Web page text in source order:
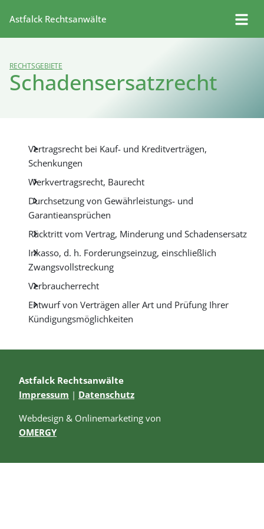
Astfalck Rechtsanwälte
RECHTSGEBIETE
Schadensersatzrecht
Vertragsrecht bei Kauf- und Kreditverträgen,
Schenkungen
Werkvertragsrecht, Baurecht
Durchsetzung von Gewährleistungs- und
Garantieansprüchen
Rücktritt vom Vertrag, Minderung und Schadensersatz
Inkasso, d. h. Forderungseinzug, einschließlich
Zwangsvollstreckung
Verbraucherrecht
Entwurf von Verträgen aller Art und Prüfung Ihrer
Kündigungsmöglichkeiten
Astfalck Rechtsanwälte
Impressum | Datenschutz
Webdesign & Onlinemarketing von
OMERGY